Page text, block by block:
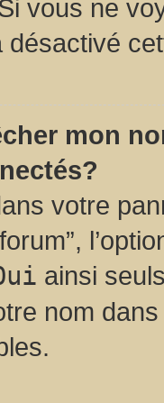
vous ne
désactivé
mon
votre
ainsi
nom